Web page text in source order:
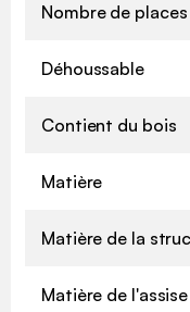
Nombre de places
Déhoussable
Contient du bois
Matière
Matière de la
Matière de l'assise